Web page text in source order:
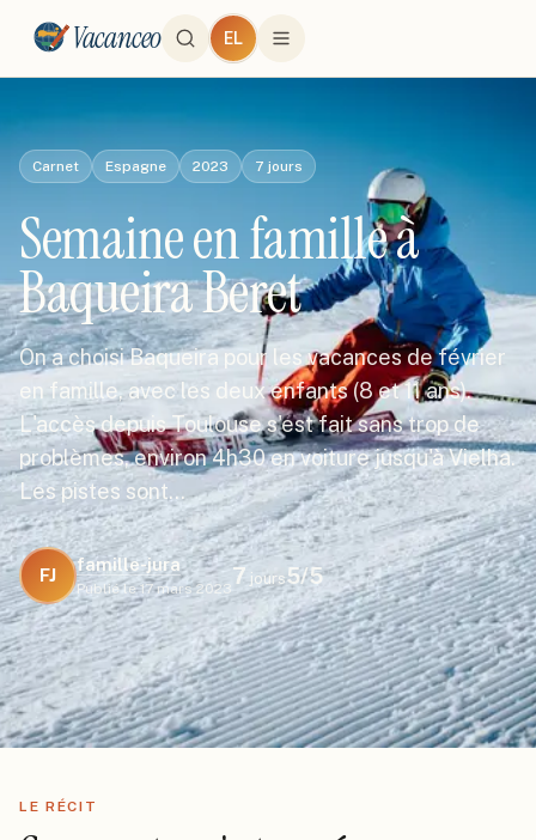
Vacanceo EL
Carnet Espagne 2023 7 jours
Semaine en famille à
Baqueira Beret
On a choisi Baqueira pour les vacances de février
en famille, avec les deux enfants (8 et 11 ans).
L'accès depuis Toulouse s'est fait sans trop de
problèmes, environ 4h30 en voiture jusqu'à Vielha.
Les pistes sont…
FJ
famille-jura
Publié le 17 mars 2023
7 jours5/5
LE RÉCIT